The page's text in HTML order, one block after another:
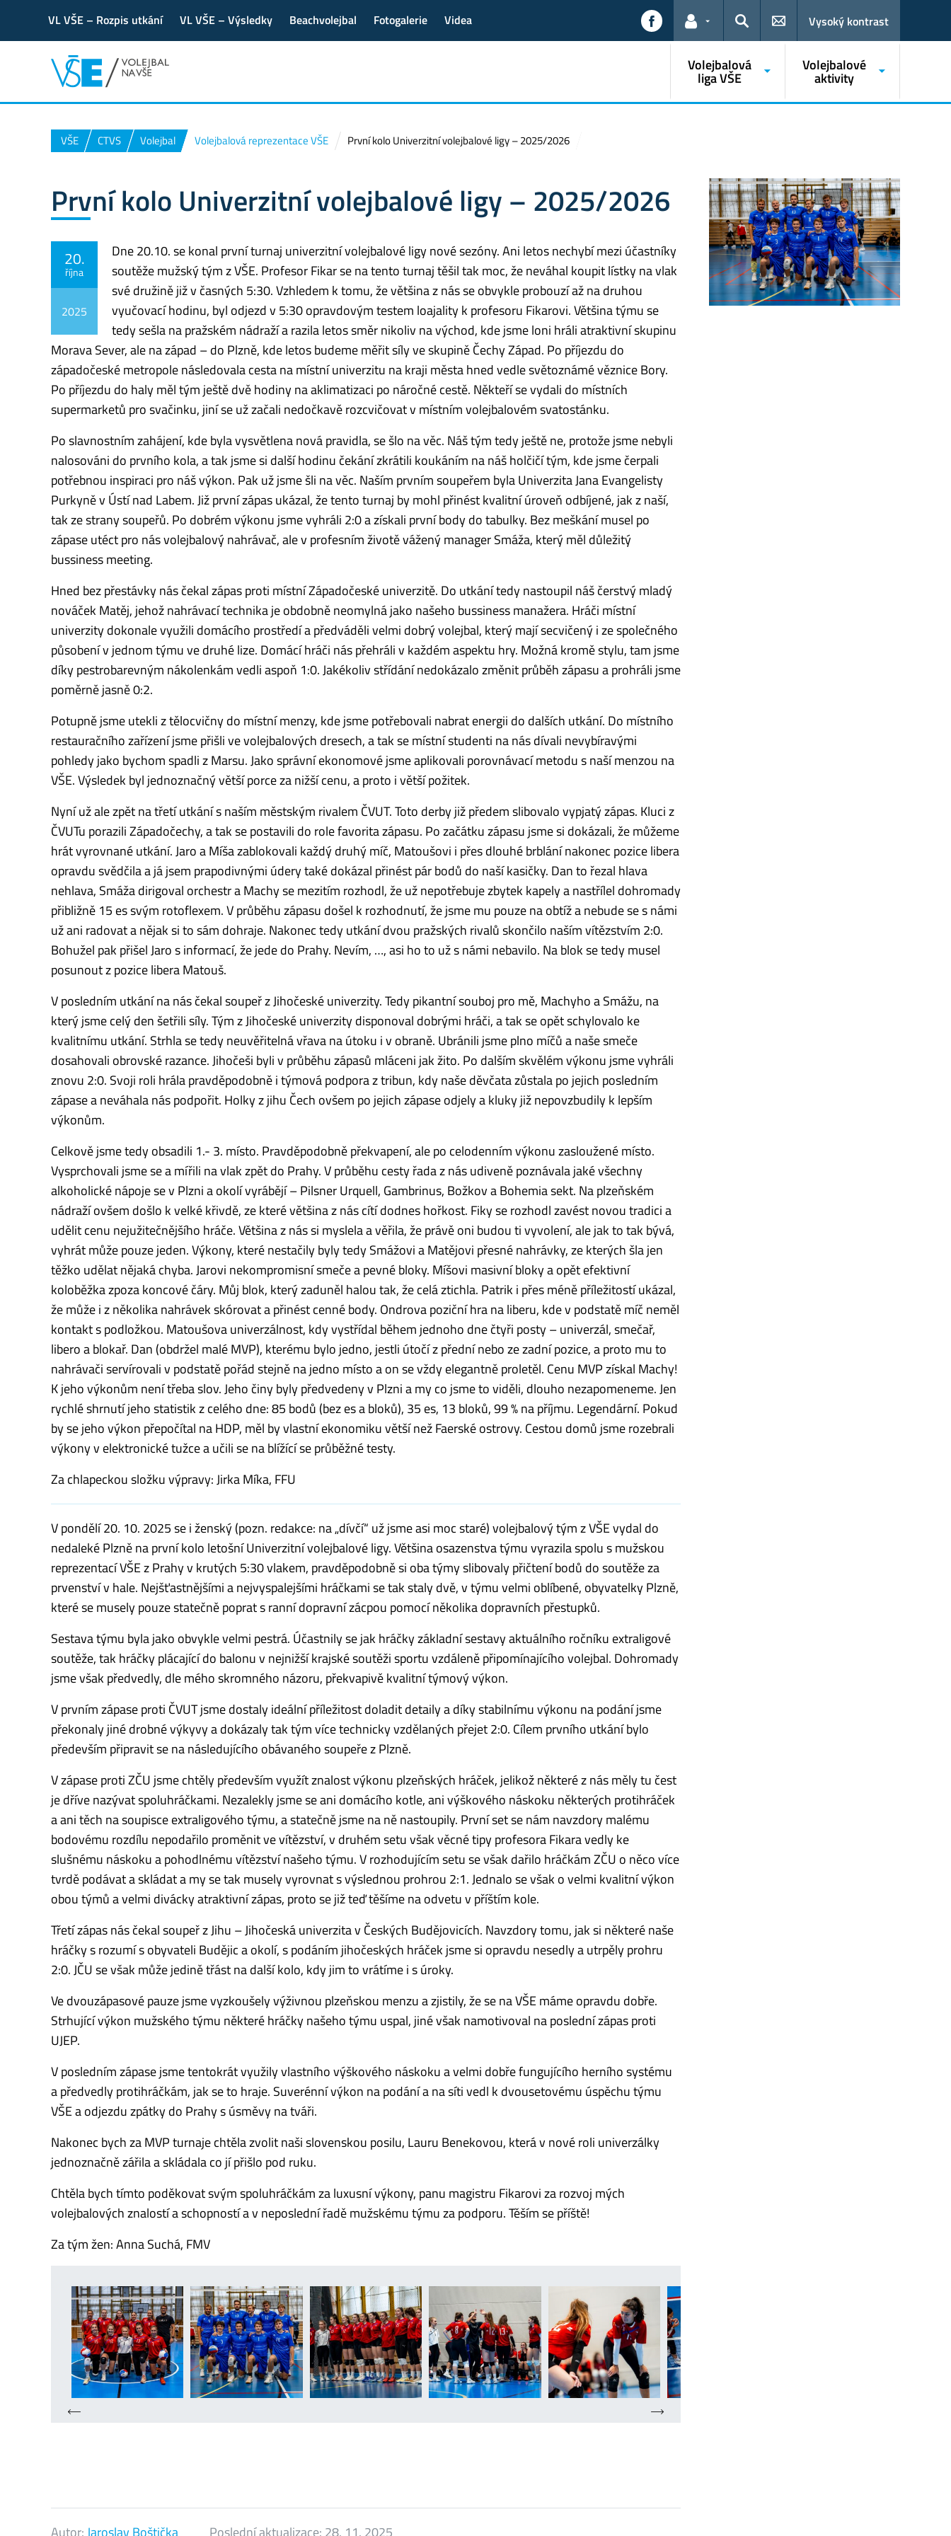
VL VŠE – Rozpis utkání VL VŠE – Výsledky Beachvolejbal Fotogalerie Videa
Odkazy pro uživatele
Hledat
Vysoký kontrast
Volejbalová
liga VŠE
Volejbalové
aktivity
VŠE CTVS Volejbal Volejbalová reprezentace VŠE První kolo Univerzitní volejbalové ligy – 2025/2026
První kolo Univerzitní volejbalové ligy – 2025/2026
20.
října
2025
Dne 20.10. se konal první turnaj univerzitní volejbalové ligy nové sezóny. Ani letos nechybí mezi účastníky
soutěže mužský tým z VŠE. Profesor Fikar se na tento turnaj těšil tak moc, že neváhal koupit lístky na vlak
své družině již v časných 5:30. Vzhledem k tomu, že většina z nás se obvykle probouzí až na druhou
vyučovací hodinu, byl odjezd v 5:30 opravdovým testem loajality k profesoru Fikarovi. Většina týmu se
tedy sešla na pražském nádraží a razila letos směr nikoliv na východ, kde jsme loni hráli atraktivní skupinu
Morava Sever, ale na západ – do Plzně, kde letos budeme měřit síly ve skupině Čechy Západ. Po příjezdu do
západočeské metropole následovala cesta na místní univerzitu na kraji města hned vedle světoznámé věznice Bory.
Po příjezdu do haly měl tým ještě dvě hodiny na aklimatizaci po náročné cestě. Někteří se vydali do místních
supermarketů pro svačinku, jiní se už začali nedočkavě rozcvičovat v místním volejbalovém svatostánku.
Po slavnostním zahájení, kde byla vysvětlena nová pravidla, se šlo na věc. Náš tým tedy ještě ne, protože jsme nebyli
nalosováni do prvního kola, a tak jsme si další hodinu čekání zkrátili koukáním na náš holčičí tým, kde jsme čerpali
potřebnou inspiraci pro náš výkon. Pak už jsme šli na věc. Naším prvním soupeřem byla Univerzita Jana Evangelisty
Purkyně v Ústí nad Labem. Již první zápas ukázal, že tento turnaj by mohl přinést kvalitní úroveň odbíjené, jak z naší,
tak ze strany soupeřů. Po dobrém výkonu jsme vyhráli 2:0 a získali první body do tabulky. Bez meškání musel po
zápase utéct pro nás volejbalový nahrávač, ale v profesním životě vážený manager Smáža, který měl důležitý
bussiness meeting.
Hned bez přestávky nás čekal zápas proti místní Západočeské univerzitě. Do utkání tedy nastoupil náš čerstvý mladý
nováček Matěj, jehož nahrávací technika je obdobně neomylná jako našeho bussiness manažera. Hráči místní
univerzity dokonale využili domácího prostředí a předváděli velmi dobrý volejbal, který mají secvičený i ze společného
působení v jednom týmu ve druhé lize. Domácí hráči nás přehráli v každém aspektu hry. Možná kromě stylu, tam jsme
díky pestrobarevným nákolenkám vedli aspoň 1:0. Jakékoliv střídání nedokázalo změnit průběh zápasu a prohráli jsme
poměrně jasně 0:2.
Potupně jsme utekli z tělocvičny do místní menzy, kde jsme potřebovali nabrat energii do dalších utkání. Do místního
restauračního zařízení jsme přišli ve volejbalových dresech, a tak se místní studenti na nás dívali nevybíravými
pohledy jako bychom spadli z Marsu. Jako správní ekonomové jsme aplikovali porovnávací metodu s naší menzou na
VŠE. Výsledek byl jednoznačný větší porce za nižší cenu, a proto i větší požitek.
Nyní už ale zpět na třetí utkání s naším městským rivalem ČVUT. Toto derby již předem slibovalo vypjatý zápas. Kluci z
ČVUTu porazili Západočechy, a tak se postavili do role favorita zápasu. Po začátku zápasu jsme si dokázali, že můžeme
hrát vyrovnané utkání. Jaro a Míša zablokovali každý druhý míč, Matoušovi i přes dlouhé brblání nakonec pozice libera
opravdu svědčila a já jsem prapodivnými údery také dokázal přinést pár bodů do naší kasičky. Dan to řezal hlava
nehlava, Smáža dirigoval orchestr a Machy se mezitím rozhodl, že už nepotřebuje zbytek kapely a nastřílel dohromady
přibližně 15 es svým rotoflexem. V průběhu zápasu došel k rozhodnutí, že jsme mu pouze na obtíž a nebude se s námi
už ani radovat a nějak si to sám dohraje. Nakonec tedy utkání dvou pražských rivalů skončilo naším vítězstvím 2:0.
Bohužel pak přišel Jaro s informací, že jede do Prahy. Nevím, …, asi ho to už s námi nebavilo. Na blok se tedy musel
posunout z pozice libera Matouš.
V posledním utkání na nás čekal soupeř z Jihočeské univerzity. Tedy pikantní souboj pro mě, Machyho a Smážu, na
který jsme celý den šetřili síly. Tým z Jihočeské univerzity disponoval dobrými hráči, a tak se opět schylovalo ke
kvalitnímu utkání. Strhla se tedy neuvěřitelná vřava na útoku i v obraně. Ubránili jsme plno míčů a naše smeče
dosahovali obrovské razance. Jihočeši byli v průběhu zápasů mláceni jak žito. Po dalším skvělém výkonu jsme vyhráli
znovu 2:0. Svoji roli hrála pravděpodobně i týmová podpora z tribun, kdy naše děvčata zůstala po jejich posledním
zápase a neváhala nás podpořit. Holky z jihu Čech ovšem po jejich zápase odjely a kluky již nepovzbudily k lepším
výkonům.
Celkově jsme tedy obsadili 1.- 3. místo. Pravděpodobně překvapení, ale po celodenním výkonu zasloužené místo.
Vysprchovali jsme se a mířili na vlak zpět do Prahy. V průběhu cesty řada z nás udiveně poznávala jaké všechny
alkoholické nápoje se v Plzni a okolí vyrábějí – Pilsner Urquell, Gambrinus, Božkov a Bohemia sekt. Na plzeňském
nádraží ovšem došlo k velké křivdě, ze které většina z nás cítí dodnes hořkost. Fiky se rozhodl zavést novou tradici a
udělit cenu nejužitečnějšího hráče. Většina z nás si myslela a věřila, že právě oni budou ti vyvolení, ale jak to tak bývá,
vyhrát může pouze jeden. Výkony, které nestačily byly tedy Smážovi a Matějovi přesné nahrávky, ze kterých šla jen
těžko udělat nějaká chyba. Jarovi nekompromisní smeče a pevné bloky. Míšovi masivní bloky a opět efektivní
koloběžka zpoza koncové čáry. Můj blok, který zaduněl halou tak, že celá ztichla. Patrik i přes méně příležitostí ukázal,
že může i z několika nahrávek skórovat a přinést cenné body. Ondrova poziční hra na liberu, kde v podstatě míč neměl
kontakt s podložkou. Matoušova univerzálnost, kdy vystřídal během jednoho dne čtyři posty – univerzál, smečař,
libero a blokař. Dan (obdržel malé MVP), kterému bylo jedno, jestli útočí z přední nebo ze zadní pozice, a proto mu to
nahrávači servírovali v podstatě pořád stejně na jedno místo a on se vždy elegantně proletěl. Cenu MVP získal Machy!
K jeho výkonům není třeba slov. Jeho činy byly předvedeny v Plzni a my co jsme to viděli, dlouho nezapomeneme. Jen
rychlé shrnutí jeho statistik z celého dne: 85 bodů (bez es a bloků), 35 es, 13 bloků, 99 % na příjmu. Legendární. Pokud
by se jeho výkon přepočítal na HDP, měl by vlastní ekonomiku větší než Faerské ostrovy. Cestou domů jsme rozebrali
výkony v elektronické tužce a učili se na blížící se průběžné testy.
Za chlapeckou složku výpravy: Jirka Míka, FFU
V pondělí 20. 10. 2025 se i ženský (pozn. redakce: na „dívčí“ už jsme asi moc staré) volejbalový tým z VŠE vydal do
nedaleké Plzně na první kolo letošní Univerzitní volejbalové ligy. Většina osazenstva týmu vyrazila spolu s mužskou
reprezentací VŠE z Prahy v krutých 5:30 vlakem, pravděpodobně si oba týmy slibovaly přičtení bodů do soutěže za
prvenství v hale. Nejšťastnějšími a nejvyspalejšími hráčkami se tak staly dvě, v týmu velmi oblíbené, obyvatelky Plzně,
které se musely pouze statečně poprat s ranní dopravní zácpou pomocí několika dopravních přestupků.
Sestava týmu byla jako obvykle velmi pestrá. Účastnily se jak hráčky základní sestavy aktuálního ročníku extraligové
soutěže, tak hráčky plácající do balonu v nejnižší krajské soutěži sportu vzdáleně připomínajícího volejbal. Dohromady
jsme však předvedly, dle mého skromného názoru, překvapivě kvalitní týmový výkon.
V prvním zápase proti ČVUT jsme dostaly ideální příležitost doladit detaily a díky stabilnímu výkonu na podání jsme
překonaly jiné drobné výkyvy a dokázaly tak tým více technicky vzdělaných přejet 2:0. Cílem prvního utkání bylo
především připravit se na následujícího obávaného soupeře z Plzně.
V zápase proti ZČU jsme chtěly především využít znalost výkonu plzeňských hráček, jelikož některé z nás měly tu čest
je dříve nazývat spoluhráčkami. Nezalekly jsme se ani domácího kotle, ani výškového náskoku některých protihráček
a ani těch na soupisce extraligového týmu, a statečně jsme na ně nastoupily. První set se nám navzdory malému
bodovému rozdílu nepodařilo proměnit ve vítězství, v druhém setu však věcné tipy profesora Fikara vedly ke
slušnému náskoku a pohodlnému vítězství našeho týmu. V rozhodujícím setu se však dařilo hráčkám ZČU o něco více
tvrdě podávat a skládat a my se tak musely vyrovnat s výslednou prohrou 2:1. Jednalo se však o velmi kvalitní výkon
obou týmů a velmi divácky atraktivní zápas, proto se již teď těšíme na odvetu v příštím kole.
Třetí zápas nás čekal soupeř z Jihu – Jihočeská univerzita v Českých Budějovicích. Navzdory tomu, jak si některé naše
hráčky s rozumí s obyvateli Budějic a okolí, s podáním jihočeských hráček jsme si opravdu nesedly a utrpěly prohru
2:0. JČU se však může jedině třást na další kolo, kdy jim to vrátíme i s úroky.
Ve dvouzápasové pauze jsme vyzkoušely výživnou plzeňskou menzu a zjistily, že se na VŠE máme opravdu dobře.
Strhující výkon mužského týmu některé hráčky našeho týmu uspal, jiné však namotivoval na poslední zápas proti
UJEP.
V posledním zápase jsme tentokrát využily vlastního výškového náskoku a velmi dobře fungujícího herního systému
a předvedly protihráčkám, jak se to hraje. Suverénní výkon na podání a na síti vedl k dvousetovému úspěchu týmu
VŠE a odjezdu zpátky do Prahy s úsměvy na tváři.
Nakonec bych za MVP turnaje chtěla zvolit naši slovenskou posilu, Lauru Benekovou, která v nové roli univerzálky
jednoznačně zářila a skládala co jí přišlo pod ruku.
Chtěla bych tímto poděkovat svým spoluhráčkám za luxusní výkony, panu magistru Fikarovi za rozvoj mých
volejbalových znalostí a schopností a v neposlední řadě mužskému týmu za podporu. Těším se příště!
Za tým žen: Anna Suchá, FMV
Autor: Jaroslav Boštička Poslední aktualizace: 28. 11. 2025